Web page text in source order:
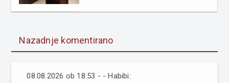
Nazadnje komentirano
08.08.2026 ob 18:53 - - Habibi: